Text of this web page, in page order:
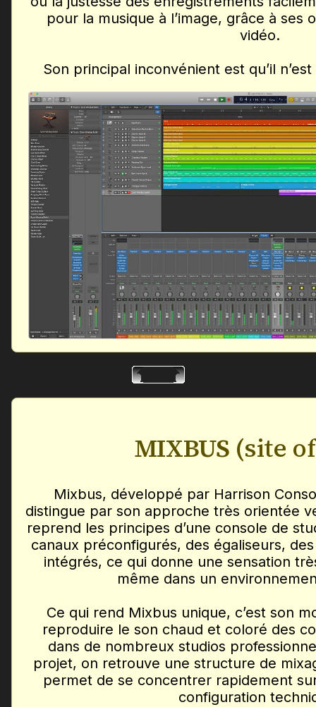
pour la musique à l’image, grâce à ses
vidéo.
Son principal inconvénient est qu’il
MIXBUS (site
Mixbus, développé par Harrison
distingue par son approche très orientée
reprend les principes d’une console de
canaux préconfigurés, des égaliseurs,
intégrés, ce qui donne une sensation
même dans un
Ce qui rend Mixbus unique, c’est son
reproduire le son chaud et coloré des
dans de nombreux studios
projet, on retrouve une structure de
permet de se concentrer rapidement
configuration